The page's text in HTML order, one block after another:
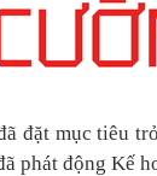
đặt mục tiêu
phát động Kế